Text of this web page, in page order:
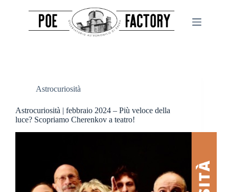
Astrocuriosità
Astrocuriosità | febbraio 2024 – Più veloce della
luce? Scopriamo Cherenkov a teatro!